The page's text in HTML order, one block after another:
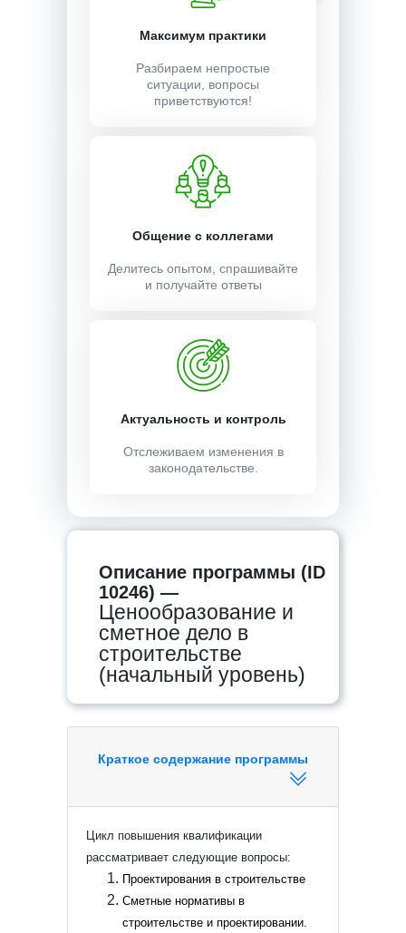
Максимум практики
Разбираем непростые
ситуации, вопросы
приветствуются!
Общение с коллегами
Делитесь опытом, спрашивайте
и получайте ответы
Актуальность и контроль
Отслеживаем изменения в
законодательстве.
Описание программы (ID
10246) —
Ценообразование и
сметное дело в
строительстве
(начальный уровень)
Краткое содержание программы
Цикл повышения квалификации
рассматривает следующие вопросы:
Проектирования в строительстве
Сметные нормативы в
строительстве и проектировании.